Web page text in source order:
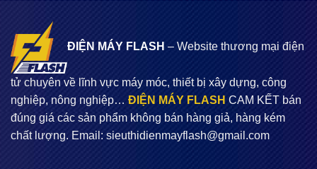
ĐIỆN MÁY FLASH – Website thương mại điện
tử chuyên về lĩnh vực máy móc, thiết bị xây dựng, công
nghiệp, nông nghiệp… ĐIỆN MÁY FLASH CAM KẾT bán
đúng giá các sản phẩm không bán hàng giả, hàng kém
chất lượng. Email: sieuthidienmayflash@gmail.com